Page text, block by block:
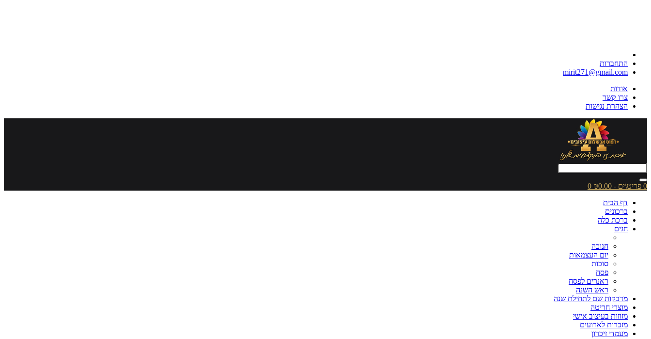
התחברות
mirit271@gmail.com
אודות
צרו קשר
הצהרת נגישות
0 פריט\ים - ₪0.00
0
דף הבית
ברכונים
ברכת כלה
חגים
חנוכה
יום העצמאות
סוכות
פסח
ראנרים לפסח
ראש השנה
מדבקות שם לתחילת שנה
מוצרי חריטה
מזוזות בעיצוב אישי
מזכרות לארועים
מעמדי זיכרון